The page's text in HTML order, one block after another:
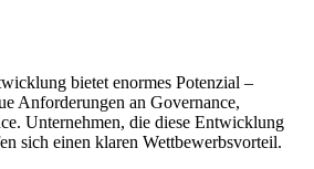
bietet enormes Potenzial –
Anforderungen an Governance,
Unternehmen, die diese Entwicklung
sich einen klaren Wettbewerbsvorteil.